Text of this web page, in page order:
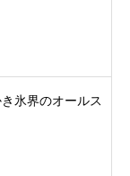
氷界のオールス